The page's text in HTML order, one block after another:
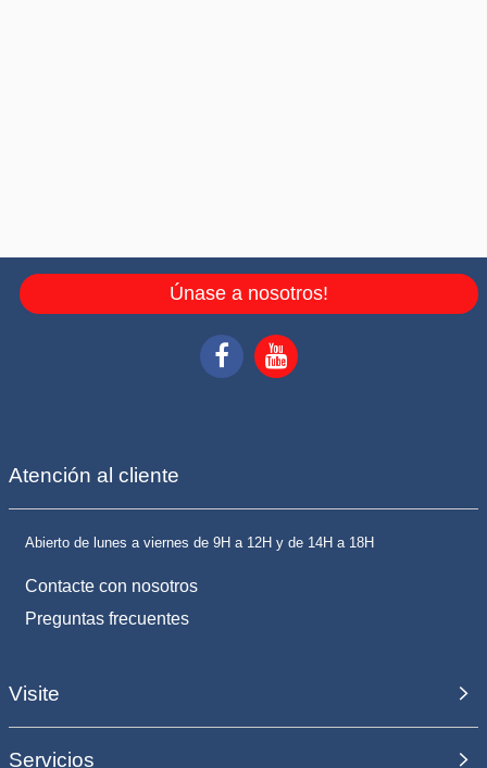
Únase a nosotros!
Atención al cliente
Abierto de lunes a viernes de 9H a 12H y de 14H a 18H
Contacte con nosotros
Preguntas frecuentes
Visite
Servicios